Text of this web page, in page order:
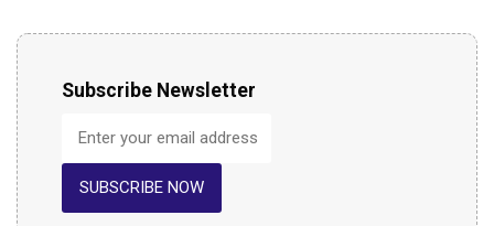
Subscribe Newsletter
SUBSCRIBE NOW